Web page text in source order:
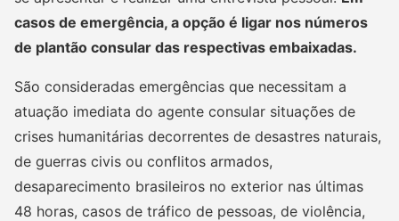
casos de emergência, a opção é ligar nos números
de plantão consular das respectivas embaixadas.
São consideradas emergências que necessitam a
atuação imediata do agente consular situações de
crises humanitárias decorrentes de desastres naturais,
de guerras civis ou conflitos armados,
desaparecimento brasileiros no exterior nas últimas
48 horas, casos de tráfico de pessoas, de violência,